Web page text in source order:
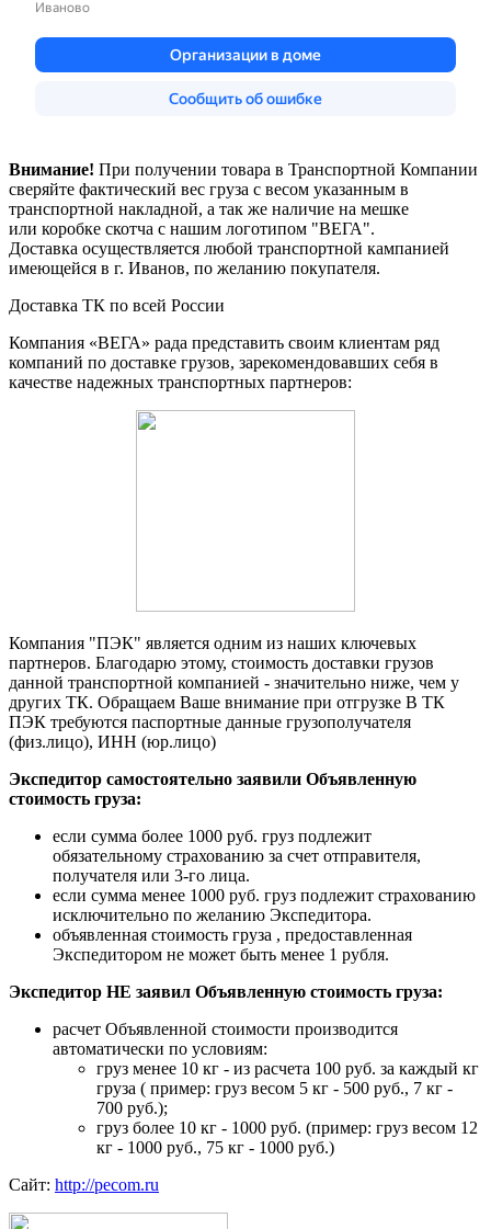
Внимание! При получении товара в Транспортной Компании
сверяйте фактический вес груза с весом указанным в
транспортной накладной, а так же наличие на мешке
или коробке скотча с нашим логотипом "ВЕГА".
Доставка осуществляется любой транспортной кампанией
имеющейся в г. Иванов, по желанию покупателя.
Доставка ТК по всей России
Компания «ВЕГА» рада представить своим клиентам ряд
компаний по доставке грузов, зарекомендовавших себя в
качестве надежных транспортных партнеров:
Компания "ПЭК" является одним из наших ключевых
партнеров. Благодарю этому, стоимость доставки грузов
данной транспортной компанией - значительно ниже, чем у
других ТК. Обращаем Ваше внимание при отгрузке В ТК
ПЭК требуются паспортные данные грузополучателя
(физ.лицо), ИНН (юр.лицо)
Экспедитор самостоятельно заявили Объявленную
стоимость груза:
если сумма более 1000 руб. груз подлежит
обязательному страхованию за счет отправителя,
получателя или 3-го лица.
если сумма менее 1000 руб. груз подлежит страхованию
исключительно по желанию Экспедитора.
объявленная стоимость груза , предоставленная
Экспедитором не может быть менее 1 рубля.
Экспедитор НЕ заявил Объявленную стоимость груза:
расчет Объявленной стоимости производится
автоматически по условиям:
груз менее 10 кг - из расчета 100 руб. за каждый кг
груза ( пример: груз весом 5 кг - 500 руб., 7 кг -
700 руб.);
груз более 10 кг - 1000 руб. (пример: груз весом 12
кг - 1000 руб., 75 кг - 1000 руб.)
Сайт: http://pecom.ru